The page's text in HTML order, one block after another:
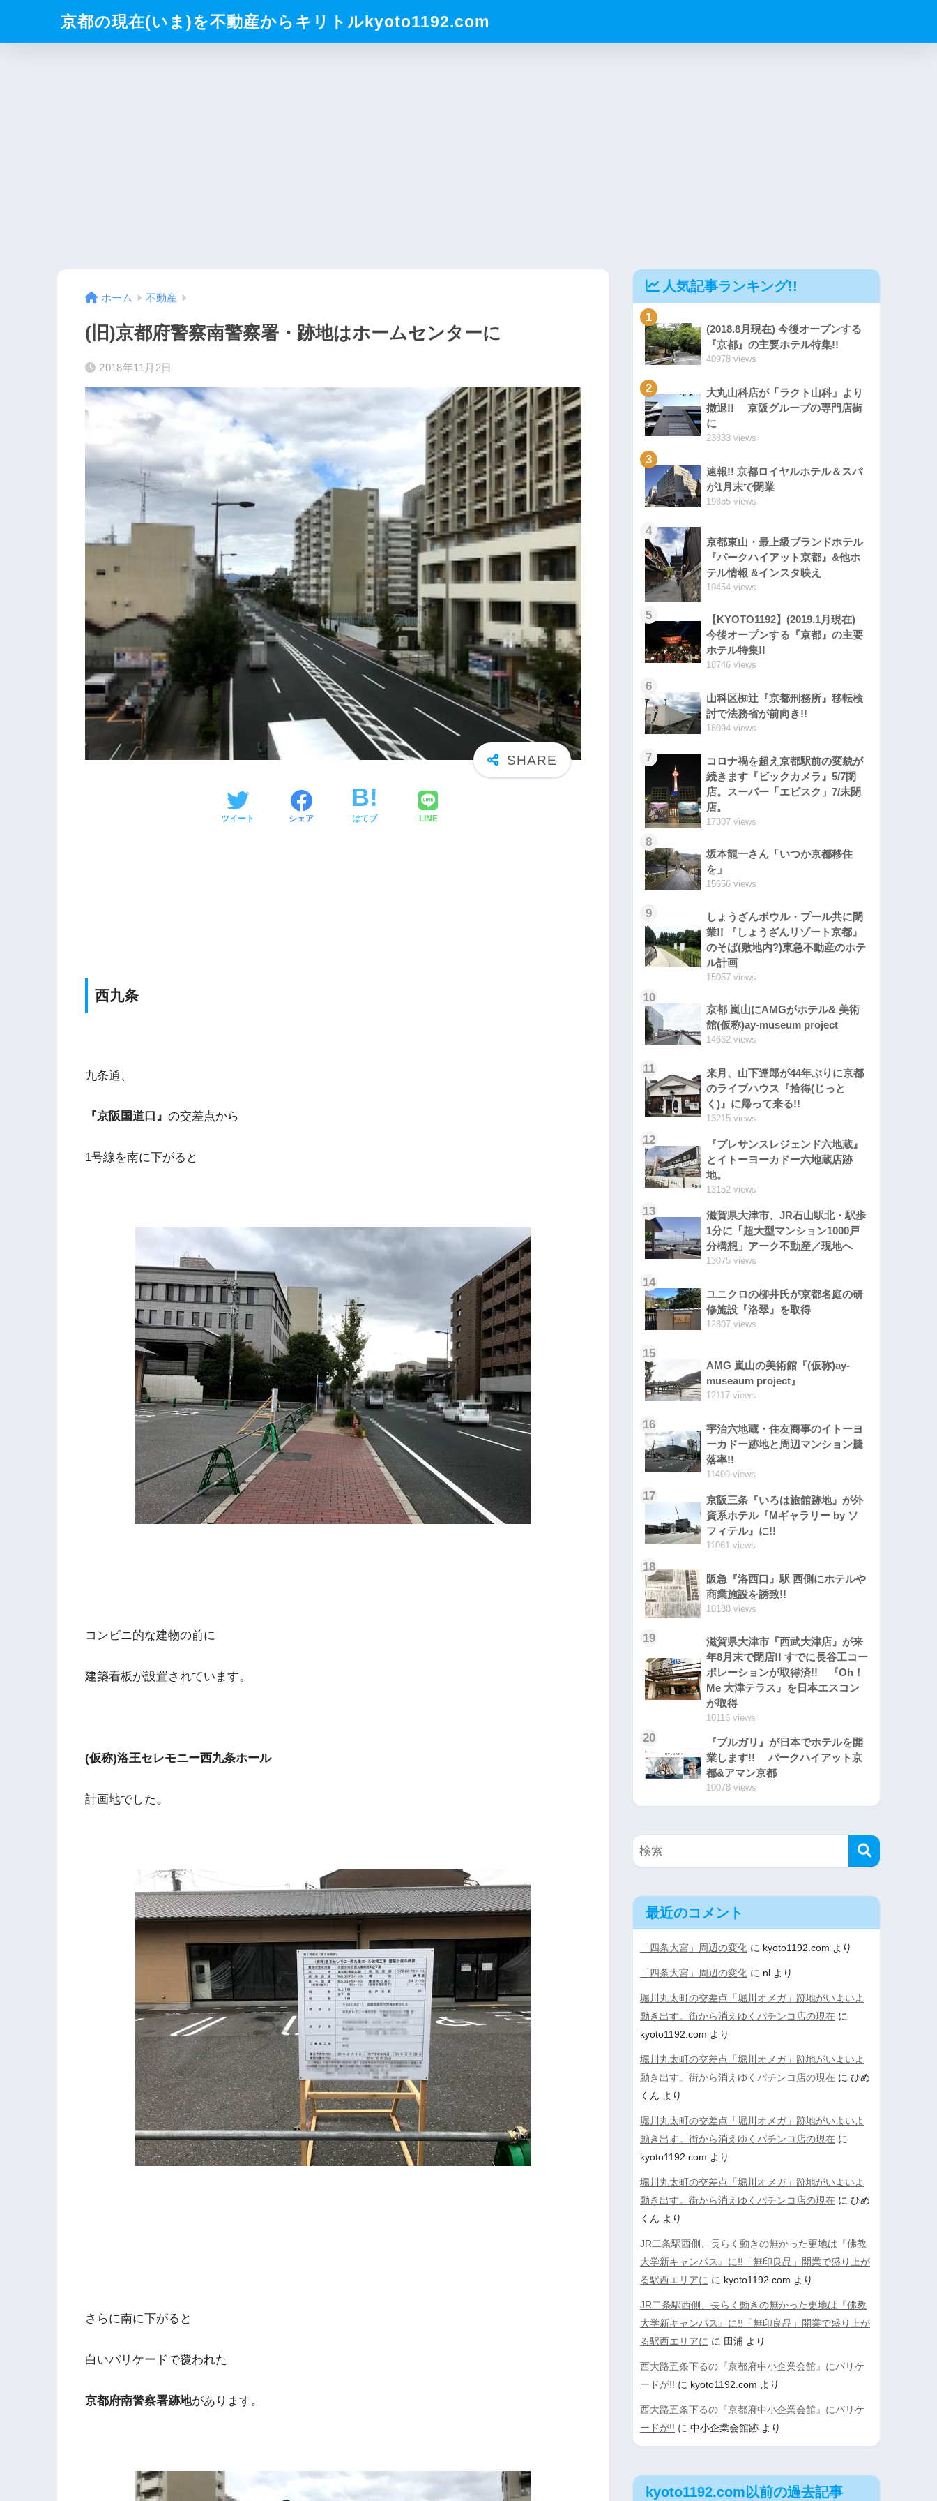
京都の現在(いま)を不動産からキリトルkyoto1192.com
ホーム 不動産
(旧)京都府警察南警察署・跡地はホームセンターに
2018年11月2日
ツイート シェア はてブ LINE
西九条
九条通、
『京阪国道口』 の交差点から
1号線を南に下がると
コンビニ的な建物の前に
建築看板が設置されています。
(仮称)洛王セレモニー西九条ホール
計画地でした。
さらに南に下がると
白いバリケードで覆われた
京都府南警察署跡地があります。
人気記事ランキング!!
1
(2018.8月現在) 今後オープンする
『京都』の主要ホテル特集!!
40978 views
2
大丸山科店が「ラクト山科」より
撤退!! 京阪グループの専門店街
に
23833 views
3
速報!! 京都ロイヤルホテル＆スパ
が1月末で閉業
19855 views
4
京都東山・最上級ブランドホテル
『パークハイアット京都』&他ホ
テル情報 &インスタ映え
19454 views
5
【KYOTO1192】(2019.1月現在)
今後オープンする『京都』の主要
ホテル特集!!
18746 views
6
山科区椥辻『京都刑務所』移転検
討で法務省が前向き!!
18094 views
7
コロナ禍を超え京都駅前の変貌が
続きます『ビックカメラ』5/7閉
店。スーパー「エビスク」7/末閉
店。
17307 views
8
坂本龍一さん「いつか京都移住
を」
15656 views
9
しょうざんボウル・プール共に閉
業!! 『しょうざんリゾート京都』
のそば(敷地内?)東急不動産のホテ
ル計画
15057 views
10
京都 嵐山にAMGがホテル& 美術
館(仮称)ay-museum project
14662 views
11
来月、山下達郎が44年ぶりに京都
のライブハウス『拾得(じっと
く)』に帰って来る!!
13215 views
12
『プレサンスレジェンド六地蔵』
とイトーヨーカドー六地蔵店跡
地。
13152 views
13
滋賀県大津市、JR石山駅北・駅歩
1分に「超大型マンション1000戸
分構想」アーク不動産／現地へ
13075 views
14
ユニクロの柳井氏が京都名庭の研
修施設『洛翠』を取得
12807 views
15
AMG 嵐山の美術館『(仮称)ay-
museaum project』
12117 views
16
宇治六地蔵・住友商事のイトーヨ
ーカドー跡地と周辺マンション騰
落率!!
11409 views
17
京阪三条『いろは旅館跡地』が外
資系ホテル『Mギャラリー by ソ
フィテル』に!!
11061 views
18
阪急『洛西口』駅 西側にホテルや
商業施設を誘致!!
10188 views
19
滋賀県大津市『西武大津店』が来
年8月末で閉店!! すでに長谷工コー
ポレーションが取得済!! 『Oh！
Me 大津テラス』を日本エスコン
が取得
10116 views
20
『ブルガリ』が日本でホテルを開
業します!! パークハイアット京
都&アマン京都
10078 views
最近のコメント
「四条大宮」周辺の変化 に kyoto1192.com より
「四条大宮」周辺の変化 に nl より
堀川丸太町の交差点「堀川オメガ」跡地がいよいよ
動き出す。街から消えゆくパチンコ店の現在 に
kyoto1192.com より
堀川丸太町の交差点「堀川オメガ」跡地がいよいよ
動き出す。街から消えゆくパチンコ店の現在 に ひめ
くん より
堀川丸太町の交差点「堀川オメガ」跡地がいよいよ
動き出す。街から消えゆくパチンコ店の現在 に
kyoto1192.com より
堀川丸太町の交差点「堀川オメガ」跡地がいよいよ
動き出す。街から消えゆくパチンコ店の現在 に ひめ
くん より
JR二条駅西側、長らく動きの無かった更地は『佛教
大学新キャンパス』に!!「無印良品」開業で盛り上が
る駅西エリアに に kyoto1192.com より
JR二条駅西側、長らく動きの無かった更地は『佛教
大学新キャンパス』に!!「無印良品」開業で盛り上が
る駅西エリアに に 田浦 より
西大路五条下るの『京都府中小企業会館』にバリケ
ードが!! に kyoto1192.com より
西大路五条下るの『京都府中小企業会館』にバリケ
ードが!! に 中小企業会館跡 より
kyoto1192.com以前の過去記事